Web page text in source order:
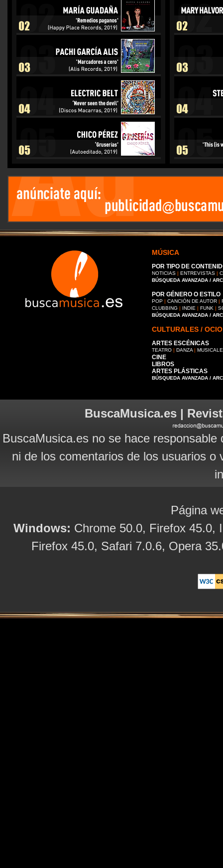
MÚSICA
POR TIPO DE
NOTICIAS | ENTREVISTAS |
BÚSQUEDA AVANZADA /
POR GÉNERO O ESTILO
POP | CANCIÓN DE AUTOR |
CLUBBING | INDIE | FUNK |
BÚSQUEDA AVANZADA /
CULTURALES / OCIO
ARTES ESCÉNICAS
TEATRO | DANZA |
CINE
LIBROS
ARTES PLÁSTICAS
BÚSQUEDA AVANZADA /
BuscaMusica.es |
BuscaMusica.es no se hace
ni de los comentarios de los usuarios
Página
Windows: Chrome 50.0, Firefox 45.0,
Firefox 45.0, Safari 7.0.6, Opera